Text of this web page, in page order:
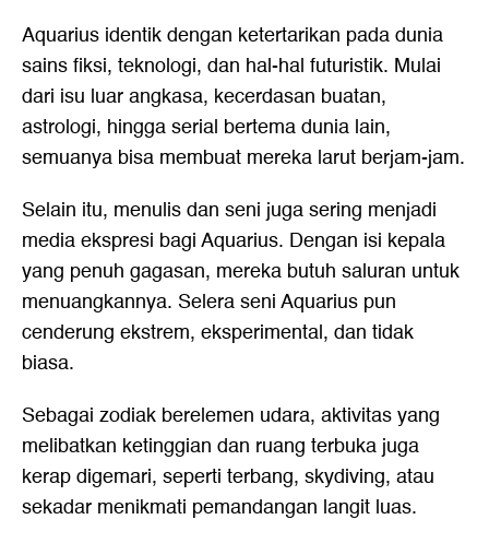
Aquarius identik dengan ketertarikan pada dunia
sains fiksi, teknologi, dan hal-hal futuristik. Mulai
dari isu luar angkasa, kecerdasan buatan,
astrologi, hingga serial bertema dunia lain,
semuanya bisa membuat mereka larut berjam-jam.
Selain itu, menulis dan seni juga sering menjadi
media ekspresi bagi Aquarius. Dengan isi kepala
yang penuh gagasan, mereka butuh saluran untuk
menuangkannya. Selera seni Aquarius pun
cenderung ekstrem, eksperimental, dan tidak
biasa.
Sebagai zodiak berelemen udara, aktivitas yang
melibatkan ketinggian dan ruang terbuka juga
kerap digemari, seperti terbang, skydiving, atau
sekadar menikmati pemandangan langit luas.